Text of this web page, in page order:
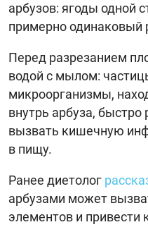
арбузов: ягоды одной
примерно одинаковый
Перед разрезанием
водой с мылом:
микроорганизмы,
внутрь арбуза,
вызвать кишечную
в пищу.
Ранее диетолог
арбузами может
элементов и привести